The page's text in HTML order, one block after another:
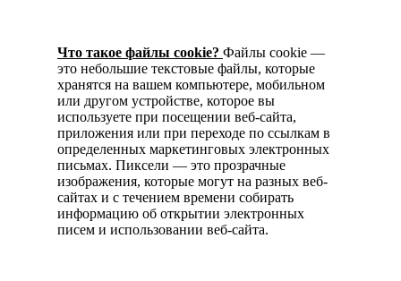
Что такое файлы cookie? Файлы cookie —
это небольшие текстовые файлы, которые
хранятся на вашем компьютере, мобильном
или другом устройстве, которое вы
используете при посещении веб-сайта,
приложения или при переходе по ссылкам в
определенных маркетинговых электронных
письмах. Пиксели — это прозрачные
изображения, которые могут на разных веб-
сайтах и с течением времени собирать
информацию об открытии электронных
писем и использовании веб-сайта.